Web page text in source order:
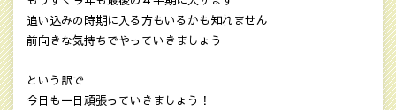
追い込みの時期に入る方もいるかも知れません
前向きな気持ちでやっていきましょう
という訳で
今日も一日頑張っていきましょう！